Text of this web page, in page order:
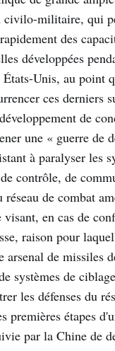
civilo-militaire, qui
des
développées
États-Unis, au point
ces derniers
de
une « guerre de
à paralyser les
contrôle, de
réseau de combat
visant, en cas de
raison pour
arsenal de missiles
systèmes de
les défenses du
premières étapes
par la Chine de